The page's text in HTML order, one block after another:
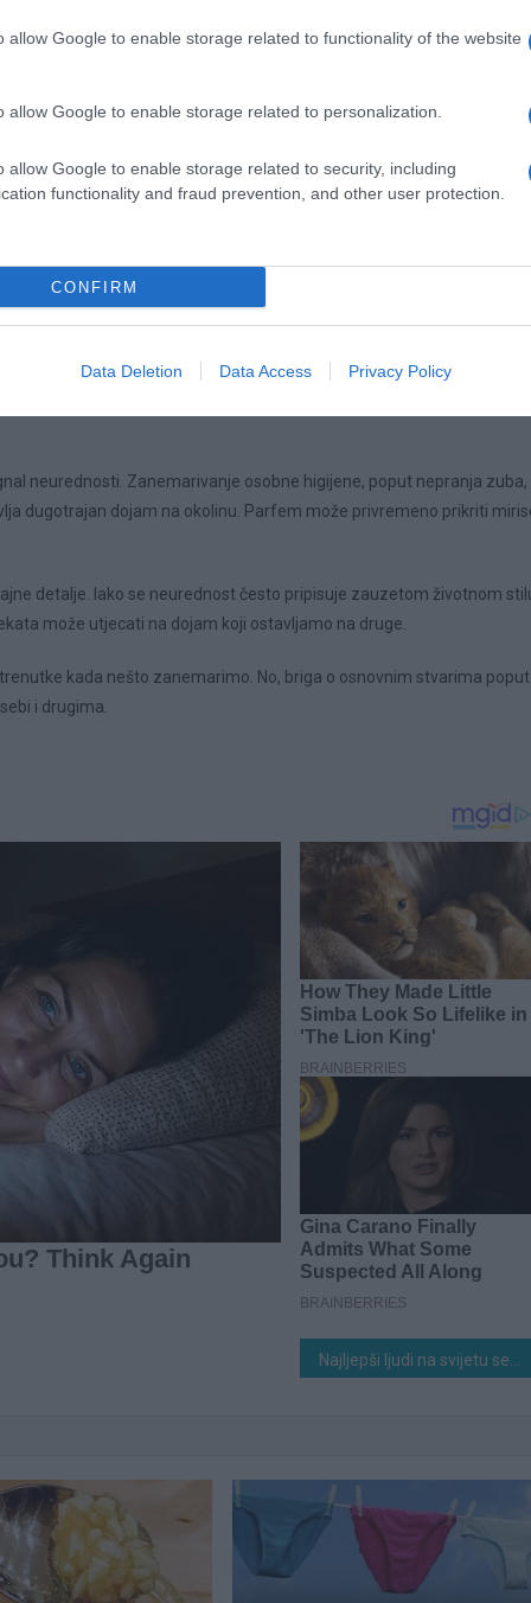
allow Google to enable storage related to functionality of the website
allow Google to enable storage related to personalization.
allow Google to enable storage related to security, including
functionality and fraud prevention, and other user protection.
CONFIRM
Data Deletion Data Access Privacy Policy
u torbi razbacane, papiri izgužvani, a pronalaženje ključeva ili
poteškoća s organizacijom u širem smislu. Kaotična torba nije samo
Ako je stol zatrpan papirićima, šalicama od kave ili
i planiranja.
ili nered u kupaonici lako odaju neurednost.
neurednosti. Zanemarivanje osobne higijene, poput nepranja zuba,
dugotrajan dojam na okolinu. Parfem može privremeno prikriti
detalje. Iako se neurednost često pripisuje zauzetom životnom
može utjecati na dojam koji ostavljamo na druge.
kada nešto zanemarimo. No, briga o osnovnim stvarima poput
i drugima.